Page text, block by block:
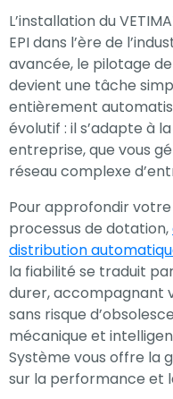
L’installation du
EPI dans l’ère de
avancée, le pilotage
devient une tâche
entièrement
évolutif : il s’adapte à
entreprise, que vous
réseau complexe
Pour approfondir
processus de dotation,
distribution
la fiabilité se traduit
durer, accompagnant
sans risque
mécanique et
Système vous offre la
sur la performance et